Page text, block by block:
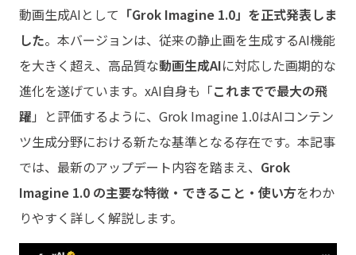
動画生成AIとして 「Grok Imagine 1.0」を正式発表しま
した。本バージョンは、従来の静止画を生成するAI機能
を大きく超え、高品質な動画生成AIに対応した画期的な
進化を遂げています。xAI自身も「これまでで最大の飛
躍 」と評価するように、Grok Imagine 1.0はAIコンテン
ツ生成分野における新たな基準となる存在です。本記事
では、最新のアップデート内容を踏まえ、 Grok
Imagine 1.0 の主要な特徴・できること・使い方をわか
りやすく詳しく解説します。